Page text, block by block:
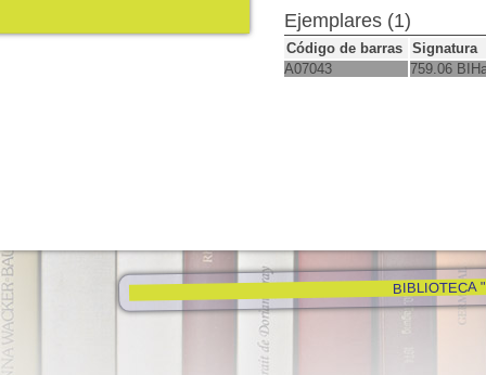
Ejemplares (1)
Código de barras Signatura
A07043
759.06
BIBLIOTECA